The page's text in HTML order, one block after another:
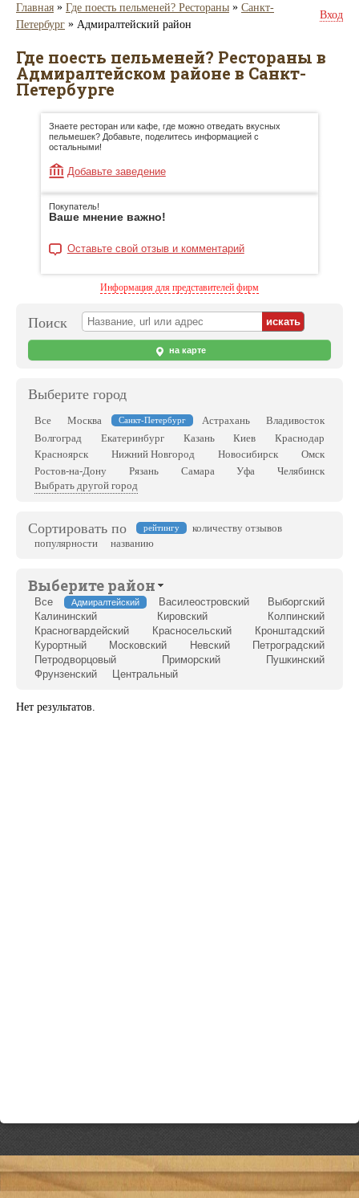
Главная » Где поесть пельменей? Рестораны » Санкт-
Петербург » Адмиралтейский район
Вход
Где поесть пельменей? Рестораны в
Адмиралтейском районе в Санкт-
Петербурге
Знаете ресторан или кафе, где можно отведать вкусных
пельмешек? Добавьте, поделитесь информацией с
остальными!
Добавьте заведение
Покупатель!
Ваше мнение важно!
Оставьте свой отзыв и комментарий
Информация для представителей фирм
Поиск
на карте
Выберите город
Все Москва Санкт-Петербург Астрахань
Владивосток
Волгоград
Екатеринбург Казань Киев
Краснодар
Красноярск
Нижний Новгород Новосибирск
Омск
Ростов-на-Дону
Рязань Самара Уфа
Челябинск
Выбрать другой город
Сортировать по рейтингу
количеству отзывов
популярности
названию
Выберите район
Все Адмиралтейский Василеостровский
Выборгский
Калининский
Кировский
Колпинский
Красногвардейский
Красносельский
Кронштадский
Курортный
Московский Невский
Петроградский
Петродворцовый
Приморский
Пушкинский
Фрунзенский
Центральный
Нет результатов.